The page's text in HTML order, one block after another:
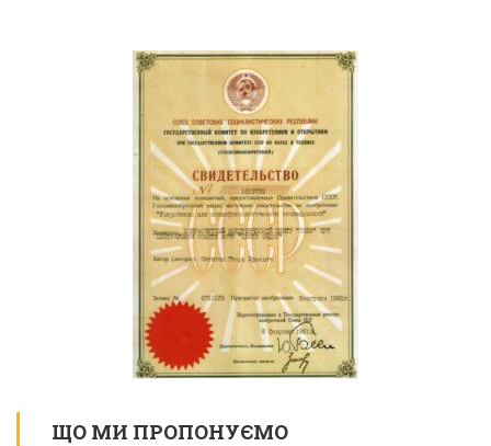
ЩО МИ ПРОПОНУЄМО